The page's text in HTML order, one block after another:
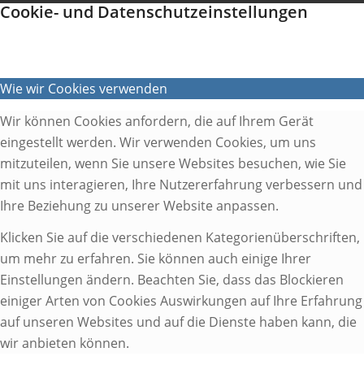
Cookie- und Datenschutzeinstellungen
Wie wir Cookies verwenden
Wir können Cookies anfordern, die auf Ihrem Gerät
eingestellt werden. Wir verwenden Cookies, um uns
mitzuteilen, wenn Sie unsere Websites besuchen, wie Sie
mit uns interagieren, Ihre Nutzererfahrung verbessern und
Ihre Beziehung zu unserer Website anpassen.
Klicken Sie auf die verschiedenen Kategorienüberschriften,
um mehr zu erfahren. Sie können auch einige Ihrer
Einstellungen ändern. Beachten Sie, dass das Blockieren
einiger Arten von Cookies Auswirkungen auf Ihre Erfahrung
auf unseren Websites und auf die Dienste haben kann, die
wir anbieten können.